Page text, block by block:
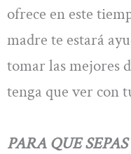
ofrece en este
madre te estará
tomar las mejores
tenga que ver con
PARA QUE